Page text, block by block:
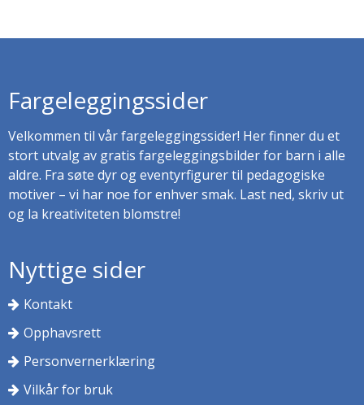
Fargeleggingssider
Velkommen til vår fargeleggingssider! Her finner du et
stort utvalg av gratis fargeleggingsbilder for barn i alle
aldre. Fra søte dyr og eventyrfigurer til pedagogiske
motiver – vi har noe for enhver smak. Last ned, skriv ut
og la kreativiteten blomstre!
Nyttige sider
Kontakt
Opphavsrett
Personvernerklæring
Vilkår for bruk